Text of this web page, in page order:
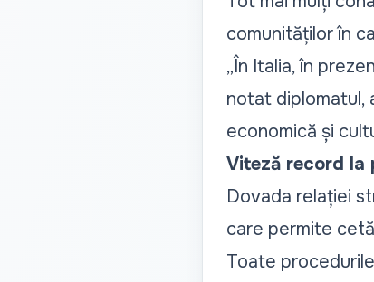
comunităților în
„În Italia, în
notat diplomatul,
economică și
Viteză record la
Dovada relației
care permite
Toate